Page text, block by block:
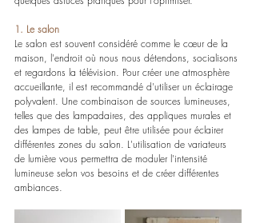
1. Le salon
Le salon est souvent considéré comme le cœur de la
maison, l'endroit où nous nous détendons, socialisons
et regardons la télévision. Pour créer une atmosphère
accueillante, il est recommandé d'utiliser un éclairage
polyvalent. Une combinaison de sources lumineuses,
telles que des lampadaires, des appliques murales et
des lampes de table, peut être utilisée pour éclairer
différentes zones du salon. L'utilisation de variateurs
de lumière vous permettra de moduler l'intensité
lumineuse selon vos besoins et de créer différentes
ambiances.